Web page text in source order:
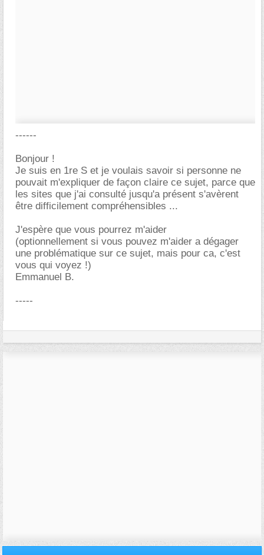
------
Bonjour !
Je suis en 1re S et je voulais savoir si personne ne
pouvait m'expliquer de façon claire ce sujet, parce que
les sites que j'ai consulté jusqu'a présent s'avèrent
être difficilement compréhensibles ...
J'espère que vous pourrez m'aider
(optionnellement si vous pouvez m'aider a dégager
une problématique sur ce sujet, mais pour ca, c'est
vous qui voyez !)
Emmanuel B.
-----